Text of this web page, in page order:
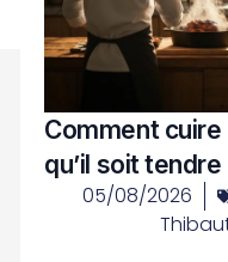
Comment
qu’il soit
05/08/2026